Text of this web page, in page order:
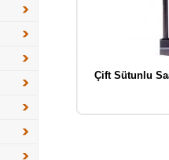
Çift Sütunlu